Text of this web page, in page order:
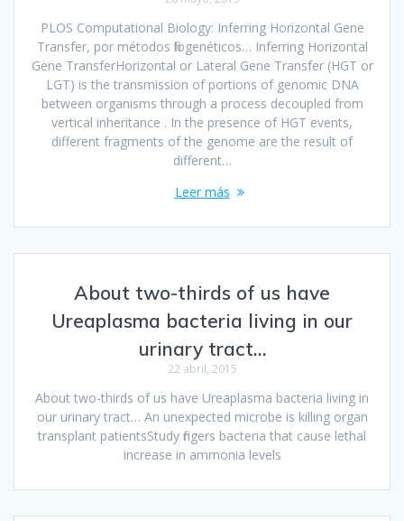
PLOS Computational Biology: Inferring Horizontal Gene
Transfer, por métodos filogenéticos… Inferring Horizontal
Gene TransferHorizontal or Lateral Gene Transfer (HGT or
LGT) is the transmission of portions of genomic DNA
between organisms through a process decoupled from
vertical inheritance . In the presence of HGT events,
different fragments of the genome are the result of
different…
Leer más
About two-thirds of us have
Ureaplasma bacteria living in our
urinary tract…
22 abril, 2015
About two-thirds of us have Ureaplasma bacteria living in
our urinary tract… An unexpected microbe is killing organ
transplant patientsStudy fingers bacteria that cause lethal
increase in ammonia levels